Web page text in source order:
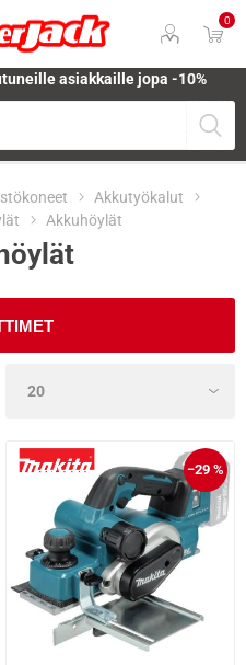
0
asiakkaille jopa -10%
Akkutyökalut
Akkuhöylät
−29 %